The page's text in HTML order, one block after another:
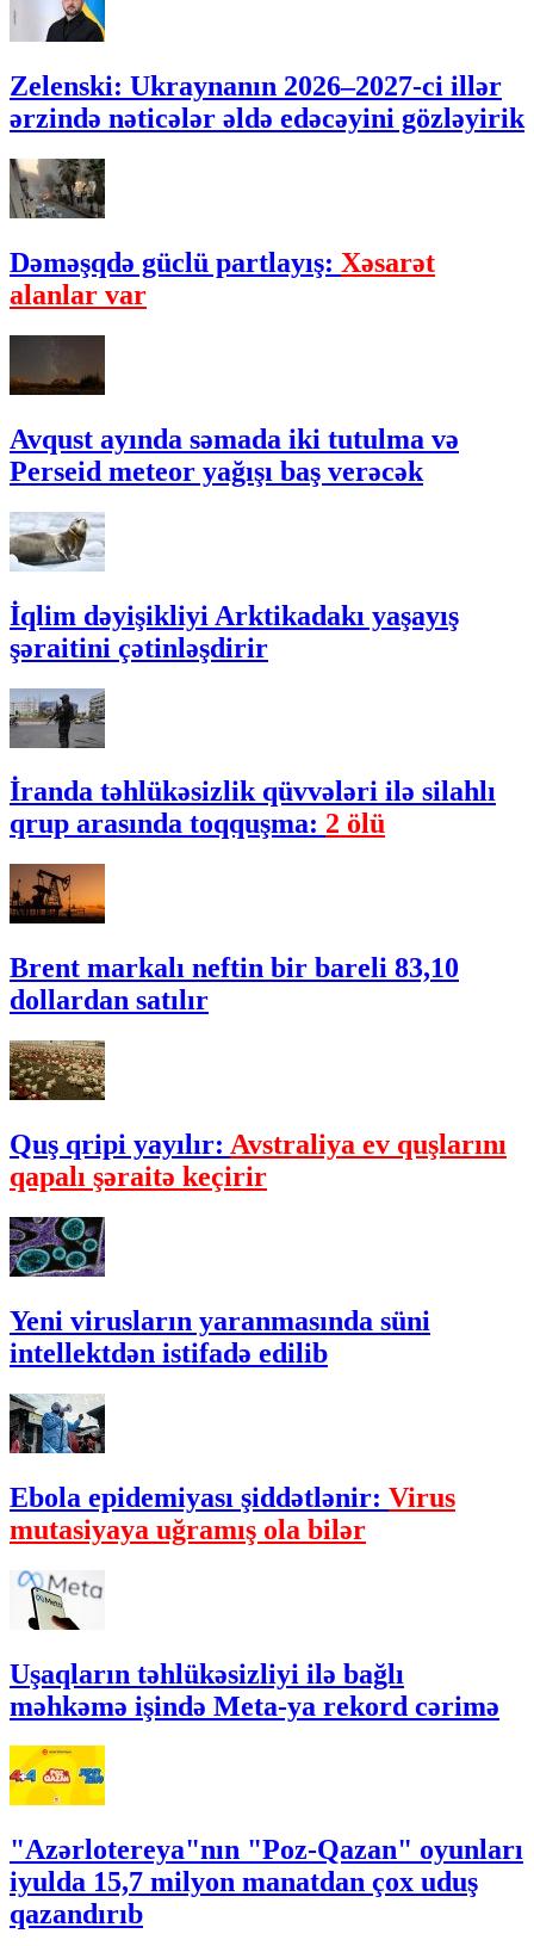
Zelenski: Ukraynanın 2026–2027-ci illər
ərzində nəticələr əldə edəcəyini gözləyirik
Dəməşqdə güclü partlayış: Xəsarət
alanlar var
Avqust ayında səmada iki tutulma və
Perseid meteor yağışı baş verəcək
İqlim dəyişikliyi Arktikadakı yaşayış
şəraitini çətinləşdirir
İranda təhlükəsizlik qüvvələri ilə silahlı
qrup arasında toqquşma: 2 ölü
Brent markalı neftin bir bareli 83,10
dollardan satılır
Quş qripi yayılır: Avstraliya ev quşlarını
qapalı şəraitə keçirir
Yeni virusların yaranmasında süni
intellektdən istifadə edilib
Ebola epidemiyası şiddətlənir: Virus
mutasiyaya uğramış ola bilər
Uşaqların təhlükəsizliyi ilə bağlı
məhkəmə işində Meta-ya rekord cərimə
"Azərlotereya"nın "Poz-Qazan" oyunları
iyulda 15,7 milyon manatdan çox uduş
qazandırıb